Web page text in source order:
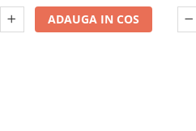
ADAUGA IN COS